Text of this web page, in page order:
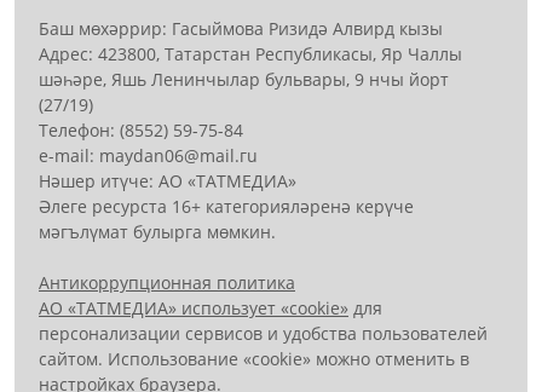
Баш мөхәррир: Гасыймова Ризидә Алвирд кызы
Адрес: 423800, Татарстан Республикасы, Яр Чаллы
шәһәре, Яшь Ленинчылар бульвары, 9 нчы йорт
(27/19)
Телефон: (8552) 59-75-84
е-mail: mауdаn06@mail.гu
Нәшер итүче: АО «ТАТМЕДИА»
Әлеге ресурста 16+ категорияләренә керүче
мәгълүмат булырга мөмкин.
Антикоррупционная политика
АО «ТАТМЕДИА» использует «cookie» для
персонализации сервисов и удобства пользователей
сайтом. Использование «cookie» можно отменить в
настройках браузера.